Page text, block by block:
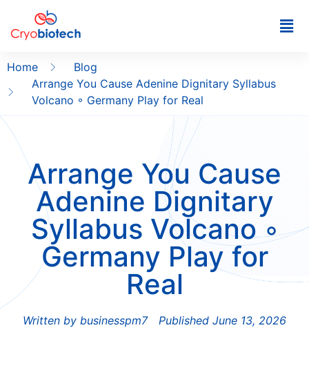
Home
Blog
Arrange You Cause Adenine Dignitary Syllabus
Volcano ◦ Germany Play for Real
Arrange You Cause
Adenine Dignitary
Syllabus Volcano ◦
Germany Play for
Real
Written by businesspm7 Published June 13, 2026